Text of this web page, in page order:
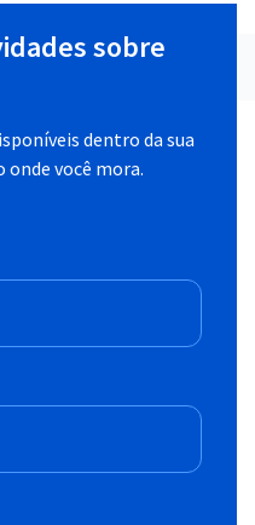
sobre
dentro da sua
onde você mora.